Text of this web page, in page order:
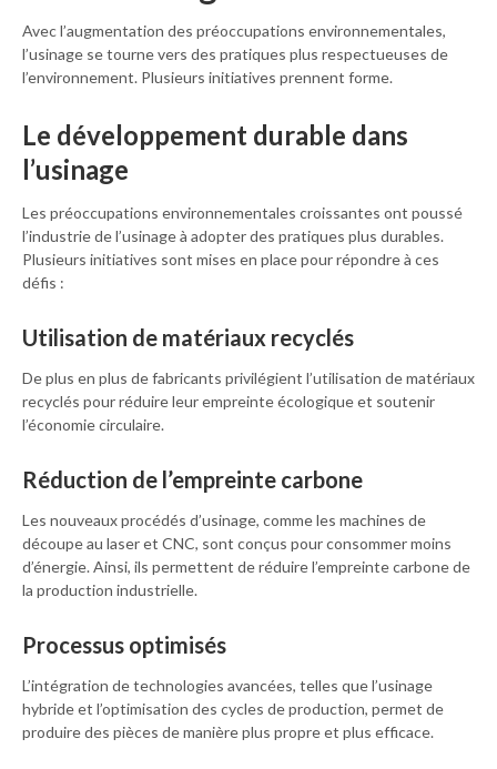
Avec l’augmentation des préoccupations environnementales,
l’usinage se tourne vers des pratiques plus respectueuses de
l’environnement. Plusieurs initiatives prennent forme.
Le développement durable dans
l’usinage
Les préoccupations environnementales croissantes ont poussé
l’industrie de l’usinage à adopter des pratiques plus durables.
Plusieurs initiatives sont mises en place pour répondre à ces
défis :
Utilisation de matériaux recyclés
De plus en plus de fabricants privilégient l’utilisation de matériaux
recyclés pour réduire leur empreinte écologique et soutenir
l’économie circulaire.
Réduction de l’empreinte carbone
Les nouveaux procédés d’usinage, comme les machines de
découpe au laser et CNC, sont conçus pour consommer moins
d’énergie. Ainsi, ils permettent de réduire l’empreinte carbone de
la production industrielle.
Processus optimisés
L’intégration de technologies avancées, telles que l’usinage
hybride et l’optimisation des cycles de production, permet de
produire des pièces de manière plus propre et plus efficace.